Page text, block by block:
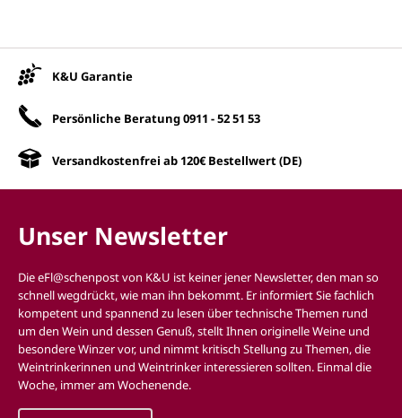
K&U Garantie
Persönliche Beratung0911 - 52 51 53
Versandkostenfrei ab 120€ Bestellwert (DE)
Unser Newsletter
Die eFl@schenpost von K&U ist keiner jener Newsletter, den man so
schnell wegdrückt, wie man ihn bekommt. Er informiert Sie fachlich
kompetent und spannend zu lesen über technische Themen rund
um den Wein und dessen Genuß, stellt Ihnen originelle Weine und
besondere Winzer vor, und nimmt kritisch Stellung zu Themen, die
Weintrinkerinnen und Weintrinker interessieren sollten. Einmal die
Woche, immer am Wochenende.